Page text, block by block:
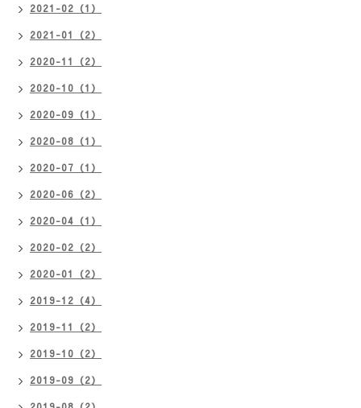
2021-02（1）
2021-01（2）
2020-11（2）
2020-10（1）
2020-09（1）
2020-08（1）
2020-07（1）
2020-06（2）
2020-04（1）
2020-02（2）
2020-01（2）
2019-12（4）
2019-11（2）
2019-10（2）
2019-09（2）